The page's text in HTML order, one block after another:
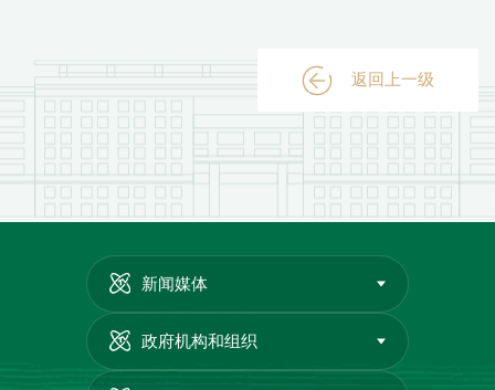
返回上一级
新闻媒体
政府机构和组织